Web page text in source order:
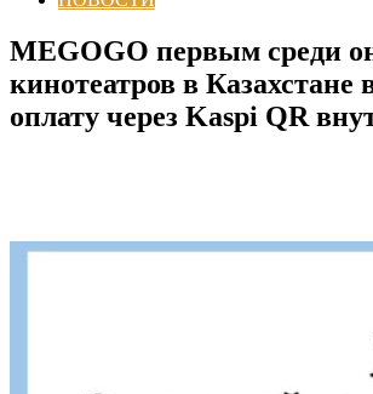
MEGOGO первым среди
кинотеатров в Казахстане
оплату через Kaspi QR